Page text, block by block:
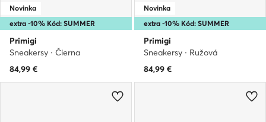
extra -10% Kód: SUMMER
Novinka
Primigi
Sneakersy · Čierna
84,99 €
extra -10% Kód: SUMMER
Novinka
Primigi
Sneakersy · Ružová
84,99 €